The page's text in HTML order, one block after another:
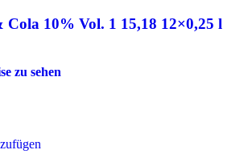
10% Vol. 1 15,18 12×0,25 l
zu sehen